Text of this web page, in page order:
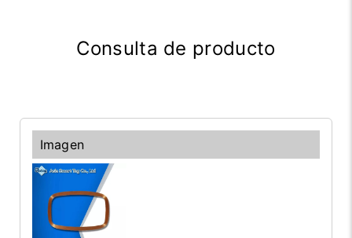
Consulta de producto